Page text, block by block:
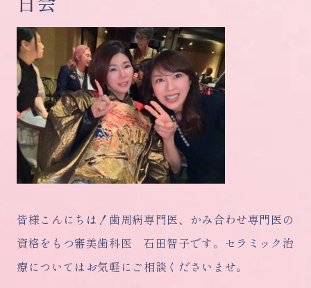
皆様こんにちは！歯周病専門医、かみ合わせ専門医の
資格をもつ審美歯科医 石田智子です。セラミック治
療についてはお気軽にご相談くださいませ。